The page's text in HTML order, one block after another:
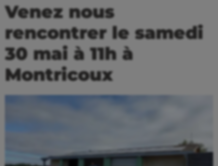
Venez nous
rencontrer le samedi
30 mai à 11h à
Montricoux